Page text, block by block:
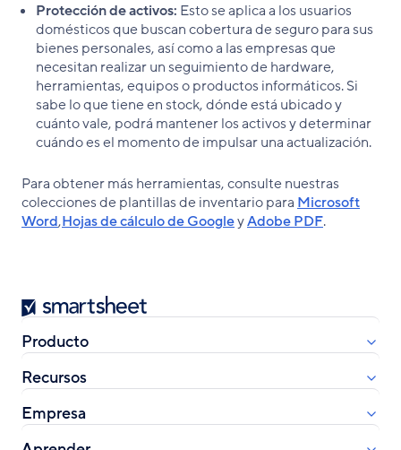
Protección de activos: Esto se aplica a los usuarios
domésticos que buscan cobertura de seguro para sus
bienes personales, así como a las empresas que
necesitan realizar un seguimiento de hardware,
herramientas, equipos o productos informáticos. Si
sabe lo que tiene en stock, dónde está ubicado y
cuánto vale, podrá mantener los activos y determinar
cuándo es el momento de impulsar una actualización.
Para obtener más herramientas, consulte nuestras
colecciones de plantillas de inventario para Microsoft
Word,Hojas de cálculo de GoogleyAdobe PDF.
Smartsheet
Producto
Recursos
Empresa